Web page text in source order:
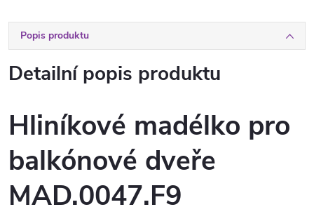
Popis produktu
Detailní popis produktu
Hliníkové madélko pro
balkónové dveře
MAD.0047.F9